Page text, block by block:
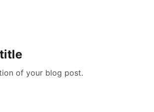
of your blog post.